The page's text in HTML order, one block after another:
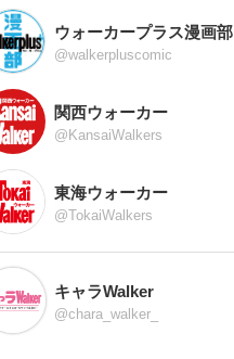
ウォーカープラス漫画部
@walkerpluscomic
関西ウォーカー
@KansaiWalkers
東海ウォーカー
@TokaiWalkers
キャラWalker
@chara_walker_